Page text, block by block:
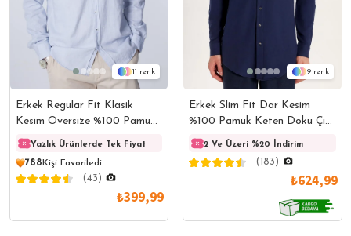
11
Erkek Regular Fit Klasik
Kesim Oversize %100 Pamuk
Keten Doku Mavi Gömlek
Yazlık Ürünlerde Tek Fiyat Yazlık Ürünlerde Tek Fiyat
788 Kişi Favoriledi
(43)
₺399,99
9
Erkek Slim Fit Dar Kesim
%100 Pamuk Keten Doku Çift
Cep Spor Yaka Lacivert
Gömlek
2 Ve Üzeri %20 İndirim
(183)
₺624,99